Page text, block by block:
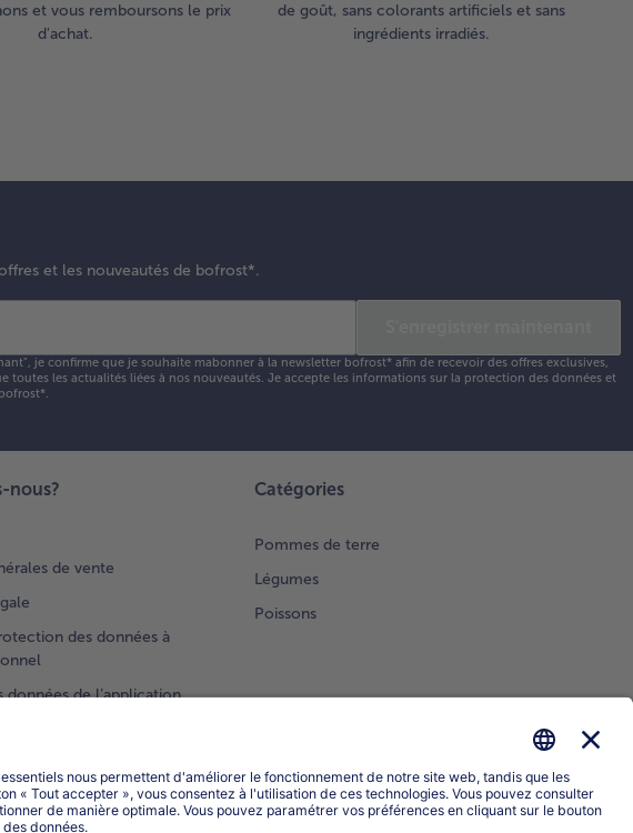
et vous remboursons le prix
d'achat.
de goût, sans colorants artificiels et sans
ingrédients irradiés.
et les nouveautés de bofrost*.
je confirme que je souhaite mabonner à la newsletter bofrost* afin de recevoir des offres exclusives,
toutes les actualités liées à nos nouveautés. Je accepte les informations sur la protection des données et
.
nous?
de vente
des données à
de l’application
Catégories
Pommes de terre
Légumes
Poissons